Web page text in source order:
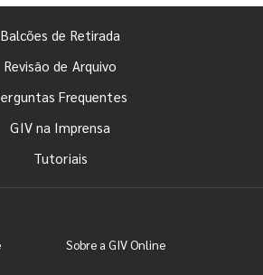
Balcões de Retirada
Revisão de Arquivo
Frequentes
GIV na Imprensa
Tutoriais
Sobre a GIV Online